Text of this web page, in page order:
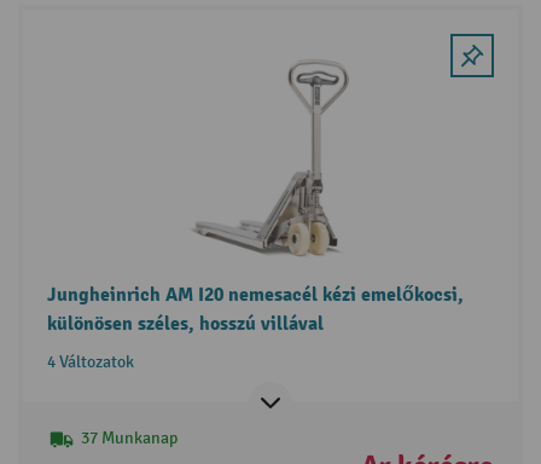
Jungheinrich AM I20 nemesacél kézi emelőkocsi,
különösen széles, hosszú villával
4 Változatok
37 Munkanap